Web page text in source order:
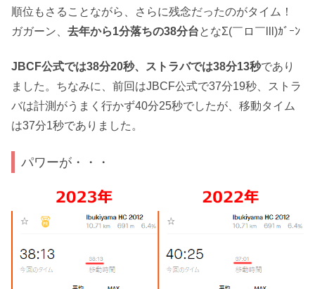
順位もさることながら、さらに残念だったのがタイム！
ガガーン、 去年から1分落ちの38分台となΣ(￣ロ￣lll)ｶﾞｰﾝ
JBCF公式では38分20秒、ストラバでは38分13秒であり
ました。ちなみに、前回はJBCF公式で37分19秒、ストラ
バは計測がうまく行かず40分25秒でしたが、移動タイム
は37分1秒でありました。
パワーが・・・